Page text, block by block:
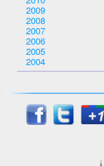
2009
2008
2007
2006
2005
2004